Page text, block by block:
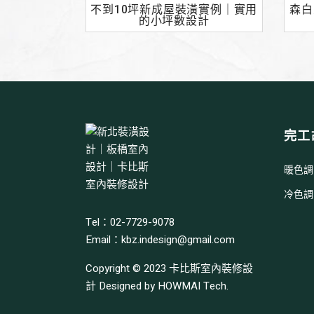
不到10坪新成屋裝潢實例｜實用
的小坪數設計
森
Tel：02-7729-9078
Email： kbz.indesign@gmail.com
Copyright © 2023 卡比斯室內裝修設
計 Designed by HOWMAI Tech.
完
暖色調
冷色調